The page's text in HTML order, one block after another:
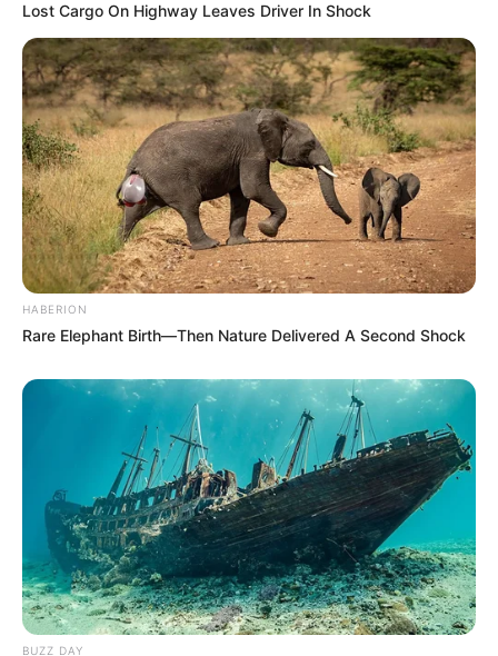
www.lautenthals-glueck.de.
Luftfahrtmuseum Laatzen-Hannover - Eine
Ausstellung rund um die Geschichte der Luftfahrt mit
mehr als 4.000 Exponaten, beginnend mit dem
Aufstieg des ersten Heißluftballons der Gebrüder
Montgolfier im Jahre 1783. Informationen unterww
w.luftfahrtmuseum-hannover.de.
Hannoversches Straßenbahn-Museum - In Sehnde-
Wehmingen bei Hannover zeigt ein 1987
gegründeter Verein weit über 100 verschiedene
Straßenbahnwagen aller Zeiten, die zum Teil sogar
wieder fahrtüchtig gemacht wurden und auf einer
Mitfahren einladen. Informationen unterwww.wehmi
Museum für Landtechnik und Landarbeit in Börry -
Ein agrarhistorisches Freilichtmuseum, das einen
Einblick in das bäuerliche Leben verschiedener
Epochen gibt. Informationen unterwww.museum-lan
dtechnik.de.
Die beliebtesten Museen in Deutschland:
Lost Cargo On Highway Leaves Driver In Shock
HABERION
Rare Elephant Birth—Then Nature Delivered A Second Shock
BUZZ DAY